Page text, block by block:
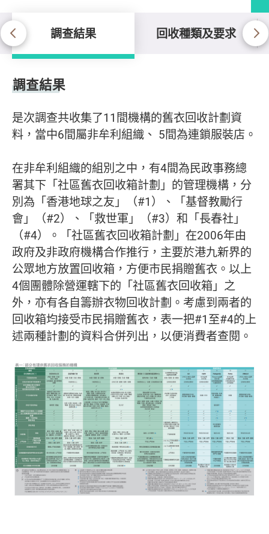
調查結果 回收種類及要求
調查結果
調查結果
是次調查共收集了11間機構的舊衣回收計劃資
料，當中6間屬非牟利組織、 5間為連鎖服裝店。
在非牟利組織的組別之中，有4間為民政事務總
署其下「社區舊衣回收箱計劃」的管理機構，分
別為「香港地球之友」（#1）、「基督教勵行
會」（#2）、「救世軍」（#3）和「長春社」
（#4）。「社區舊衣回收箱計劃」在2006年由
政府及非政府機構合作推行，主要於港九新界的
公眾地方放置回收箱，方便市民捐贈舊衣。以上
4個團體除營運轄下的「社區舊衣回收箱」之
外，亦有各自籌辦衣物回收計劃。考慮到兩者的
回收箱均接受市民捐贈舊衣，表一把#1至#4的上
述兩種計劃的資料合併列出，以便消費者查閱。